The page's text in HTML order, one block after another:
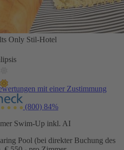
Only Stil-Hotel
mit einer Zustimmung
(800) 84%
Swim-Up inkl. AI
Pool (bei direkter Buchung des